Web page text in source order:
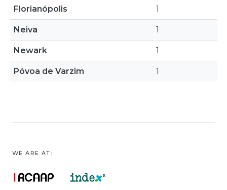
Florianópolis 1
Neiva 1
Newark 1
Póvoa de Varzim 1
WE ARE AT: